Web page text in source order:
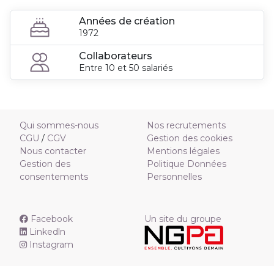
Années de création
1972
Collaborateurs
Entre 10 et 50 salariés
Qui sommes-nous
CGU / CGV
Nous contacter
Gestion des
consentements
Nos recrutements
Gestion des cookies
Mentions légales
Politique Données
Personnelles
Facebook
Linkedln
Instagram
Un site du groupe